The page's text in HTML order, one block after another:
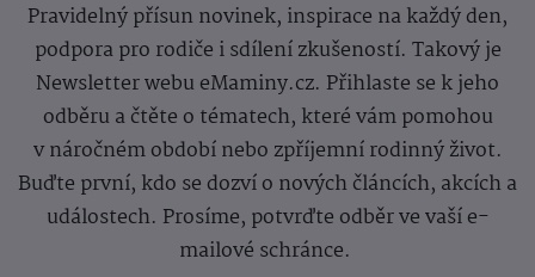
Pravidelný přísun novinek, inspirace na každý den,
podpora pro rodiče i sdílení zkušeností. Takový je
Newsletter webu eMaminy.cz. Přihlaste se k jeho
odběru a čtěte o tématech, které vám pomohou
v náročném období nebo zpříjemní rodinný život.
Buďte první, kdo se dozví o nových článcích, akcích a
událostech. Prosíme, potvrďte odběr ve vaší e-
mailové schránce.